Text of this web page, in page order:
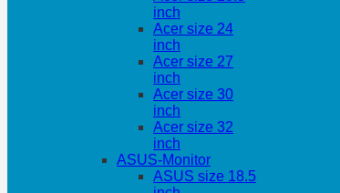
inch
Acer size 24
inch
Acer size 27
inch
Acer size 30
inch
Acer size 32
inch
ASUS-Monitor
ASUS size 18.5